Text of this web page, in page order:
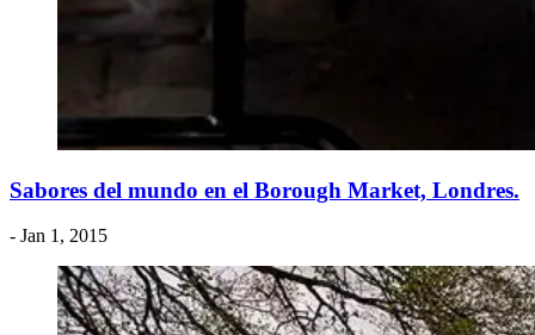
​Sabores del mundo en el Borough Market, Londres.
- Jan 1, 2015